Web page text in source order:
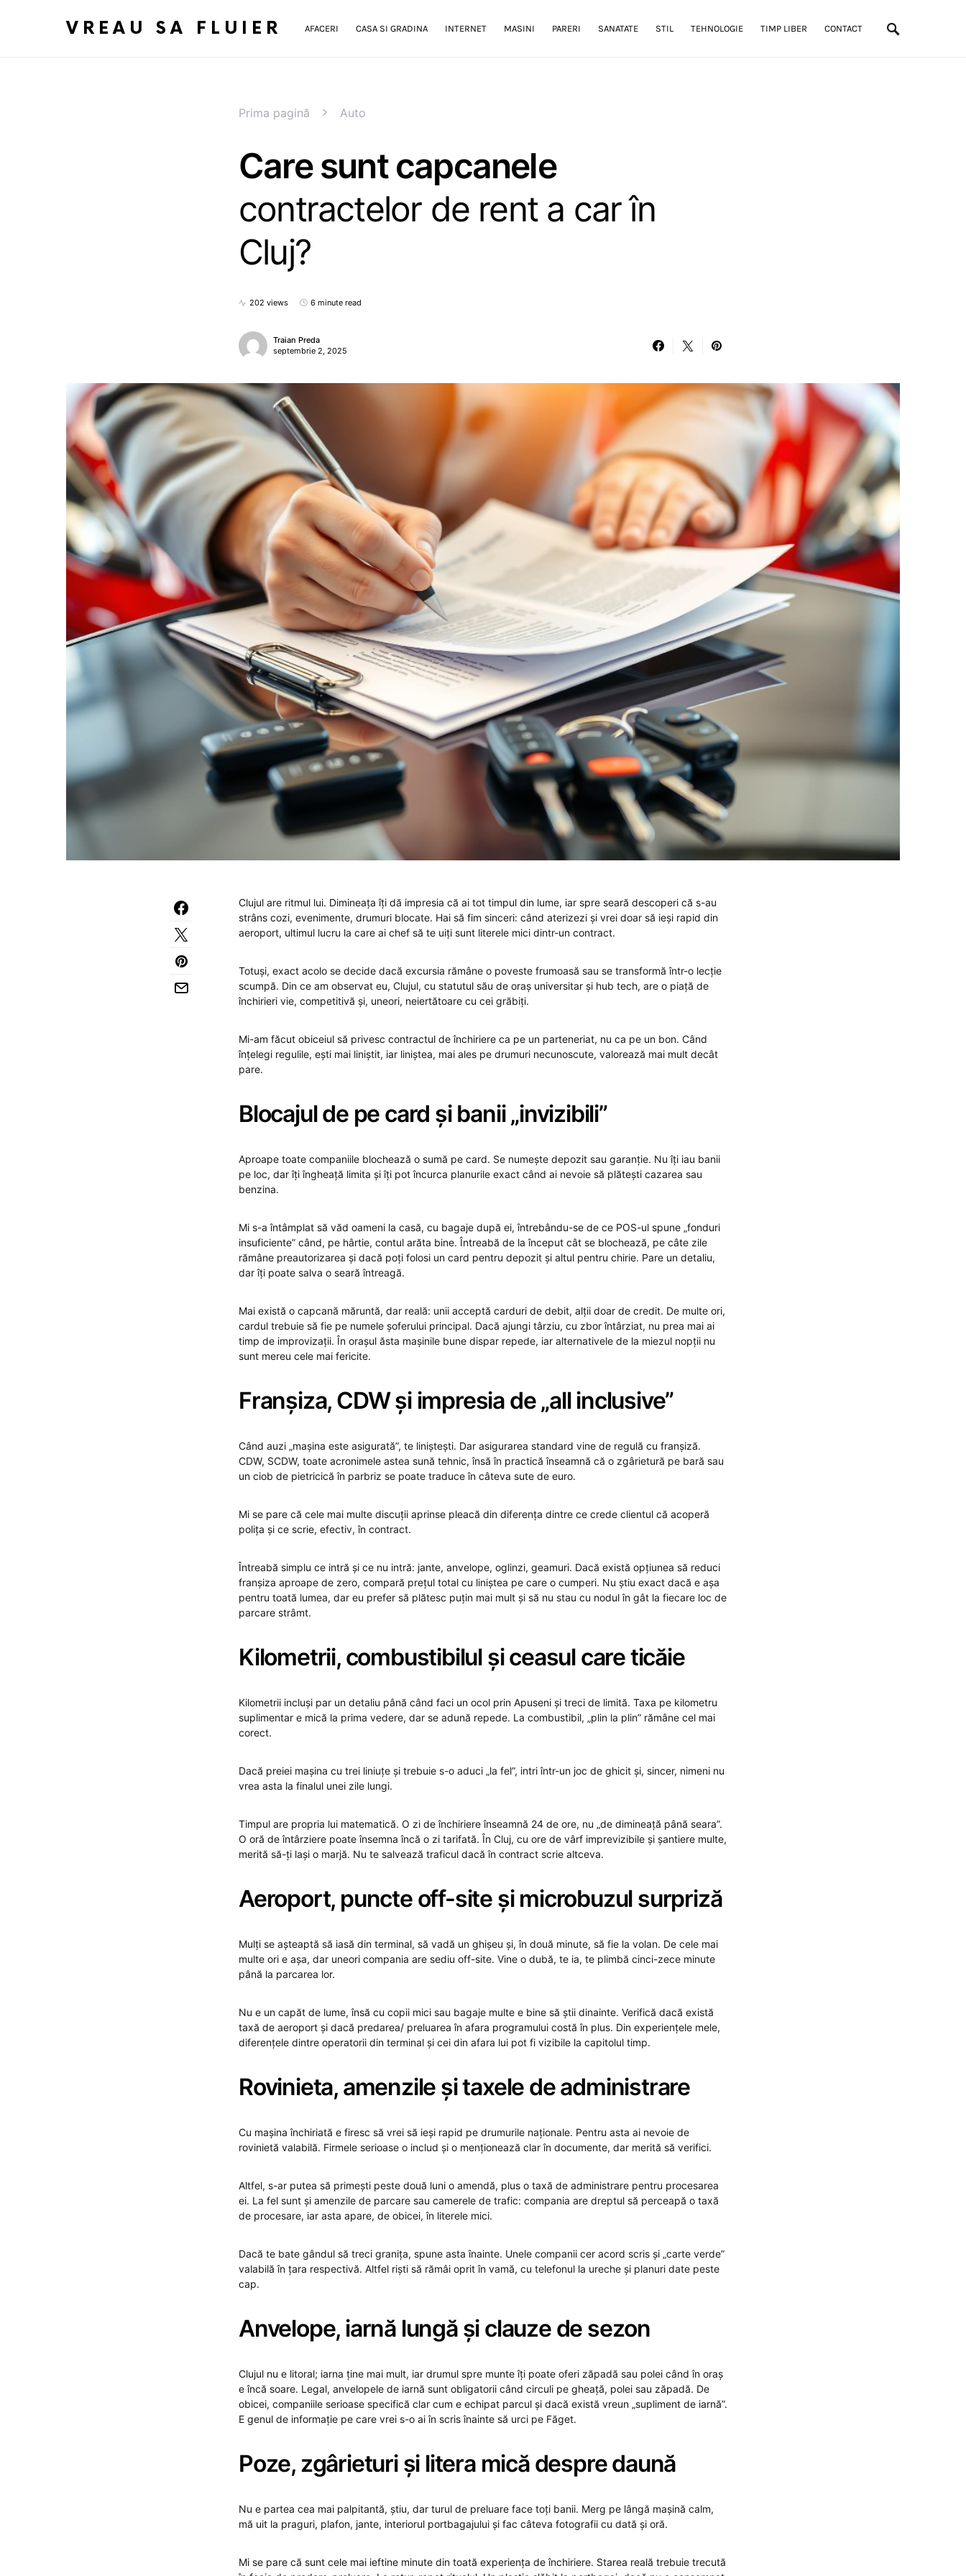
VREAU SA FLUIER AFACERI CASA SI GRADINA INTERNET MASINI PARERI SANATATE STIL TEHNOLOGIE TIMP LIBER CONTACT
Prima pagină Auto
Care sunt capcanele
contractelor de rent a car în
Cluj?
202 views 6 minute read
Traian Preda
septembrie 2, 2025
Clujul are ritmul lui. Dimineața îți dă impresia că ai tot timpul din lume, iar spre seară descoperi că s-au
strâns cozi, evenimente, drumuri blocate. Hai să fim sinceri: când aterizezi și vrei doar să ieși rapid din
aeroport, ultimul lucru la care ai chef să te uiți sunt literele mici dintr-un contract.
Totuși, exact acolo se decide dacă excursia rămâne o poveste frumoasă sau se transformă într-o lecție
scumpă. Din ce am observat eu, Clujul, cu statutul său de oraș universitar și hub tech, are o piață de
închirieri vie, competitivă și, uneori, neiertătoare cu cei grăbiți.
Mi-am făcut obiceiul să privesc contractul de închiriere ca pe un parteneriat, nu ca pe un bon. Când
înțelegi regulile, ești mai liniștit, iar liniștea, mai ales pe drumuri necunoscute, valorează mai mult decât
pare.
Blocajul de pe card și banii „invizibili”
Aproape toate companiile blochează o sumă pe card. Se numește depozit sau garanție. Nu îți iau banii
pe loc, dar îți îngheață limita și îți pot încurca planurile exact când ai nevoie să plătești cazarea sau
benzina.
Mi s-a întâmplat să văd oameni la casă, cu bagaje după ei, întrebându-se de ce POS-ul spune „fonduri
insuficiente” când, pe hârtie, contul arăta bine. Întreabă de la început cât se blochează, pe câte zile
rămâne preautorizarea și dacă poți folosi un card pentru depozit și altul pentru chirie. Pare un detaliu,
dar îți poate salva o seară întreagă.
Mai există o capcană măruntă, dar reală: unii acceptă carduri de debit, alții doar de credit. De multe ori,
cardul trebuie să fie pe numele șoferului principal. Dacă ajungi târziu, cu zbor întârziat, nu prea mai ai
timp de improvizații. În orașul ăsta mașinile bune dispar repede, iar alternativele de la miezul nopții nu
sunt mereu cele mai fericite.
Franșiza, CDW și impresia de „all inclusive”
Când auzi „mașina este asigurată”, te liniștești. Dar asigurarea standard vine de regulă cu franșiză.
CDW, SCDW, toate acronimele astea sună tehnic, însă în practică înseamnă că o zgârietură pe bară sau
un ciob de pietricică în parbriz se poate traduce în câteva sute de euro.
Mi se pare că cele mai multe discuții aprinse pleacă din diferența dintre ce crede clientul că acoperă
polița și ce scrie, efectiv, în contract.
Întreabă simplu ce intră și ce nu intră: jante, anvelope, oglinzi, geamuri. Dacă există opțiunea să reduci
franșiza aproape de zero, compară prețul total cu liniștea pe care o cumperi. Nu știu exact dacă e așa
pentru toată lumea, dar eu prefer să plătesc puțin mai mult și să nu stau cu nodul în gât la fiecare loc de
parcare strâmt.
Kilometrii, combustibilul și ceasul care ticăie
Kilometrii incluși par un detaliu până când faci un ocol prin Apuseni și treci de limită. Taxa pe kilometru
suplimentar e mică la prima vedere, dar se adună repede. La combustibil, „plin la plin” rămâne cel mai
corect.
Dacă preiei mașina cu trei liniuțe și trebuie s-o aduci „la fel”, intri într-un joc de ghicit și, sincer, nimeni nu
vrea asta la finalul unei zile lungi.
Timpul are propria lui matematică. O zi de închiriere înseamnă 24 de ore, nu „de dimineață până seara”.
O oră de întârziere poate însemna încă o zi tarifată. În Cluj, cu ore de vârf imprevizibile și șantiere multe,
merită să-ți lași o marjă. Nu te salvează traficul dacă în contract scrie altceva.
Aeroport, puncte off-site și microbuzul surpriză
Mulți se așteaptă să iasă din terminal, să vadă un ghișeu și, în două minute, să fie la volan. De cele mai
multe ori e așa, dar uneori compania are sediu off-site. Vine o dubă, te ia, te plimbă cinci-zece minute
până la parcarea lor.
Nu e un capăt de lume, însă cu copii mici sau bagaje multe e bine să știi dinainte. Verifică dacă există
taxă de aeroport și dacă predarea/ preluarea în afara programului costă în plus. Din experiențele mele,
diferențele dintre operatorii din terminal și cei din afara lui pot fi vizibile la capitolul timp.
Rovinieta, amenzile și taxele de administrare
Cu mașina închiriată e firesc să vrei să ieși rapid pe drumurile naționale. Pentru asta ai nevoie de
rovinietă valabilă. Firmele serioase o includ și o menționează clar în documente, dar merită să verifici.
Altfel, s-ar putea să primești peste două luni o amendă, plus o taxă de administrare pentru procesarea
ei. La fel sunt și amenzile de parcare sau camerele de trafic: compania are dreptul să perceapă o taxă
de procesare, iar asta apare, de obicei, în literele mici.
Dacă te bate gândul să treci granița, spune asta înainte. Unele companii cer acord scris și „carte verde”
valabilă în țara respectivă. Altfel riști să rămâi oprit în vamă, cu telefonul la ureche și planuri date peste
cap.
Anvelope, iarnă lungă și clauze de sezon
Clujul nu e litoral; iarna ține mai mult, iar drumul spre munte îți poate oferi zăpadă sau polei când în oraș
e încă soare. Legal, anvelopele de iarnă sunt obligatorii când circuli pe gheață, polei sau zăpadă. De
obicei, companiile serioase specifică clar cum e echipat parcul și dacă există vreun „supliment de iarnă”.
E genul de informație pe care vrei s-o ai în scris înainte să urci pe Făget.
Poze, zgârieturi și litera mică despre daună
Nu e partea cea mai palpitantă, știu, dar turul de preluare face toți banii. Merg pe lângă mașină calm,
mă uit la praguri, plafon, jante, interiorul portbagajului și fac câteva fotografii cu dată și oră.
Mi se pare că sunt cele mai ieftine minute din toată experiența de închiriere. Starea reală trebuie trecută